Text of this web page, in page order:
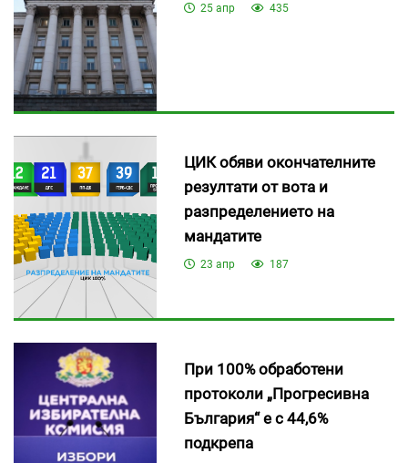
25 апр 435
ЦИК обяви окончателните
резултати от вота и
разпределението на
мандатите
23 апр 187
При 100% обработени
протоколи „Прогресивна
България“ е с 44,6%
подкрепа